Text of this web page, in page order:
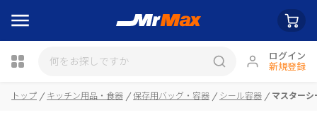
ログイン
新規登録
トップ キッチン用品・食器 保存用バッグ・容器 シール容器 マスター